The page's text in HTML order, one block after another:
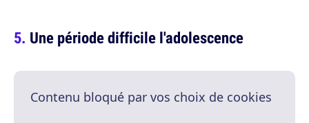
Une période difficile l'adolescence
Contenu bloqué par vos choix de cookies